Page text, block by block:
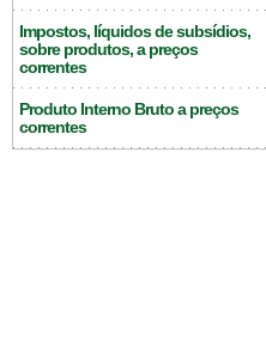
Impostos, líquidos de subsídios,
sobre produtos, a preços
correntes
Produto Interno Bruto a preços
correntes